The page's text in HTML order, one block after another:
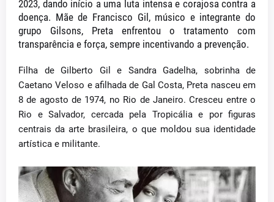
2023, dando início a uma luta intensa e corajosa contra a
doença. Mãe de Francisco Gil, músico e integrante do
grupo Gilsons, Preta enfrentou o tratamento com
transparência e força, sempre incentivando a prevenção.
Filha de Gilberto Gil e Sandra Gadelha, sobrinha de
Caetano Veloso e afilhada de Gal Costa, Preta nasceu em
8 de agosto de 1974, no Rio de Janeiro. Cresceu entre o
Rio e Salvador, cercada pela Tropicália e por figuras
centrais da arte brasileira, o que moldou sua identidade
artística e militante.